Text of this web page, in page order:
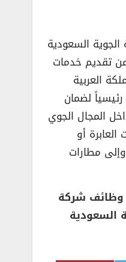
السعودية
تقديم خدمات
العربية
لضمان
المجال الجوي
أو
مطارات
وظائف شركة
السعودية